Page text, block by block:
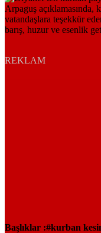
REKLAM
Başlıklar : kurban